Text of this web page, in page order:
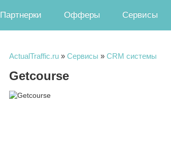
Партнерки Офферы Сервисы
ActualTraffic.ru » Сервисы » CRM системы
Getcourse